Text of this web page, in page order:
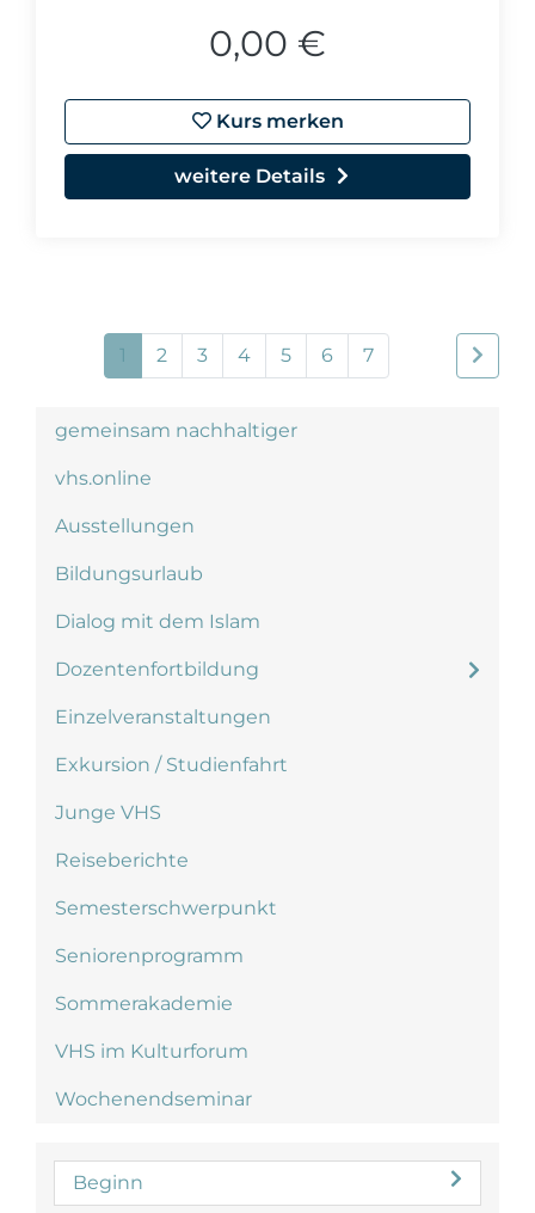
gemeinsam nachhaltiger
vhs.online
Ausstellungen
Bildungsurlaub
Dialog mit dem Islam
Dozentenfortbildung
Einzelveranstaltungen
Exkursion / Studienfahrt
Junge VHS
Reiseberichte
Semesterschwerpunkt
Seniorenprogramm
Sommerakademie
VHS im Kulturforum
Wochenendseminar
Beginn
0,00 €
Kurs merken
weitere Details
1 2 3 4 5 6 7